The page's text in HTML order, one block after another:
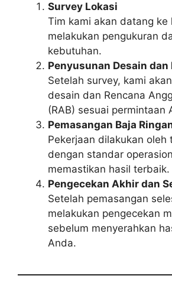
Survey Lokasi
Tim kami akan datang ke
melakukan pengukuran
kebutuhan.
Penyusunan Desain dan
Setelah survey, kami
desain dan Rencana
(RAB) sesuai permintaan
Pemasangan Baja
Pekerjaan dilakukan oleh
dengan standar
memastikan hasil terbaik.
Pengecekan Akhir dan
Setelah pemasangan
melakukan pengecekan
sebelum menyerahkan
Anda.